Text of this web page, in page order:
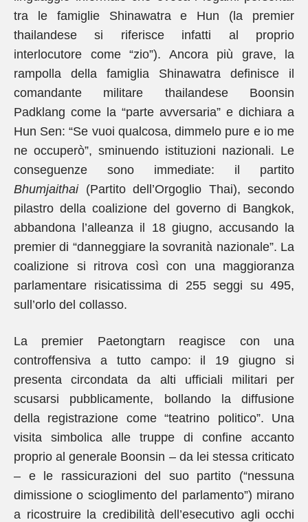
tra le famiglie Shinawatra e Hun (la premier
thailandese si riferisce infatti al proprio
interlocutore come “zio”). Ancora più grave, la
rampolla della famiglia Shinawatra definisce il
comandante militare thailandese Boonsin
Padklang come la “parte avversaria” e dichiara a
Hun Sen: “Se vuoi qualcosa, dimmelo pure e io me
ne occuperò”, sminuendo istituzioni nazionali. Le
conseguenze sono immediate: il partito
Bhumjaithai (Partito dell’Orgoglio Thai), secondo
pilastro della coalizione del governo di Bangkok,
abbandona l’alleanza il 18 giugno, accusando la
premier di “danneggiare la sovranità nazionale”. La
coalizione si ritrova così con una maggioranza
parlamentare risicatissima di 255 seggi su 495,
sull’orlo del collasso.
La premier Paetongtarn reagisce con una
controffensiva a tutto campo: il 19 giugno si
presenta circondata da alti ufficiali militari per
scusarsi pubblicamente, bollando la diffusione
della registrazione come “teatrino politico”. Una
visita simbolica alle truppe di confine accanto
proprio al generale Boonsin – da lei stessa criticato
– e le rassicurazioni del suo partito (“nessuna
dimissione o scioglimento del parlamento”) mirano
a ricostruire la credibilità dell’esecutivo agli occhi